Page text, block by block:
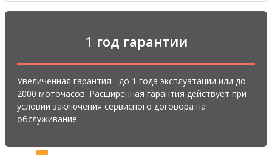
1 год гарантии
Увеличенная гарантия - до 1 года эксплуатации или до
2000 моточасов. Расширенная гарантия действует при
условии заключения сервисного договора на
обслуживание.